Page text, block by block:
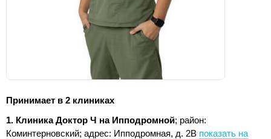
Принимает в 2 клиниках
1. Клиника Доктор Ч на Ипподромной; район:
Коминтерновский; адрес: Ипподромная, д. 2В показать на